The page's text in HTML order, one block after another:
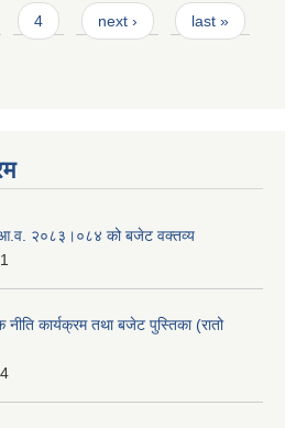
4 next › last »
आ.व. २०८३।०८४ को बजेट वक्तव्य
कार्यक्रम तथा बजेट पुस्तिका (रातो